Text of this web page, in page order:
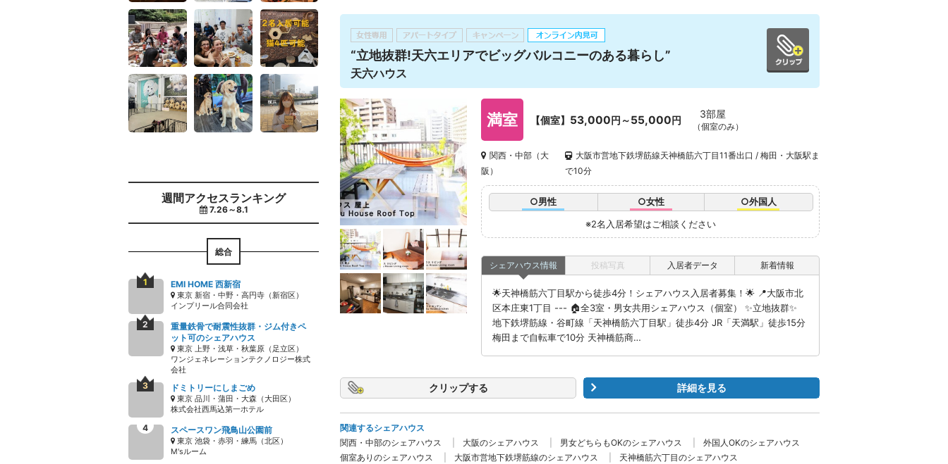
週間アクセスランキング
7.26～8.1
総合
EMI HOME 西新宿
東京 新宿・中野・高円寺（新宿区）
インプリール合同会社
重量鉄骨で耐震性抜群・ジム付きペ
ット可のシェアハウス
東京 上野・浅草・秋葉原（足立区）
ワンジェネレーションテクノロジー株式
会社
ドミトリーにしまごめ
東京 品川・蒲田・大森（大田区）
株式会社西馬込第一ホテル
スペースワン飛鳥山公園前
東京 池袋・赤羽・練馬（北区）
M'sルーム
“立地抜群!天六エリアでビッグバルコニーのある暮らし”
天六ハウス
満室 【個室】 53,000円～55,000円 3部屋
（個室のみ）
関西・中部（大
阪）
大阪市営地下鉄堺筋線天神橋筋六丁目11番出口 / 梅田・大阪駅ま
で10分
○男性 ○女性
○外国人
※2名入居希望はご相談ください
シェアハウス情報
🌟天神橋筋六丁目駅から徒歩4分！シェアハウス入居者募集！🌟 📍大阪市北
区本庄東1丁目 --- 🏠全3室・男女共用シェアハウス（個室） ✨立地抜群✨
地下鉄堺筋線・谷町線「天神橋筋六丁目駅」徒歩4分 JR「天満駅」徒歩15分
梅田まで自転車で10分 天神橋筋商…
投稿写真 入居者データ 新着情報
クリップ 詳細を見る
関連するシェアハウス
関西・中部のシェアハウス
大阪のシェアハウス 男女どちらもOKのシェアハウス
外国人OKのシェアハウス
個室ありのシェアハウス
大阪市営地下鉄堺筋線のシェアハウス 天神橋筋六丁目のシェアハウス